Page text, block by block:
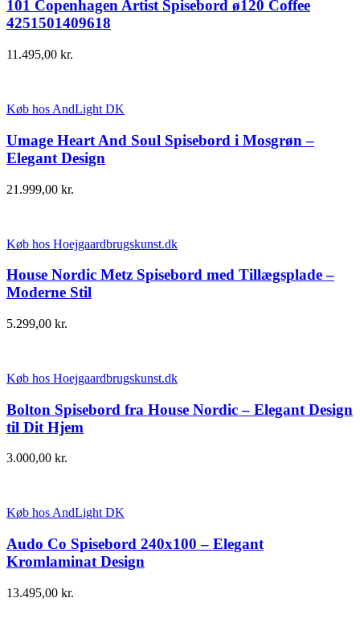
101 Copenhagen Artist Spisebord ø120 Coffee
4251501409618
11.495,00 kr.
Køb hos AndLight DK
Umage Heart And Soul Spisebord i Mosgrøn –
Elegant Design
21.999,00 kr.
Køb hos Hoejgaardbrugskunst.dk
House Nordic Metz Spisebord med Tillægsplade –
Moderne Stil
5.299,00 kr.
Køb hos Hoejgaardbrugskunst.dk
Bolton Spisebord fra House Nordic – Elegant Design
til Dit Hjem
3.000,00 kr.
Køb hos AndLight DK
Audo Co Spisebord 240x100 – Elegant
Kromlaminat Design
13.495,00 kr.